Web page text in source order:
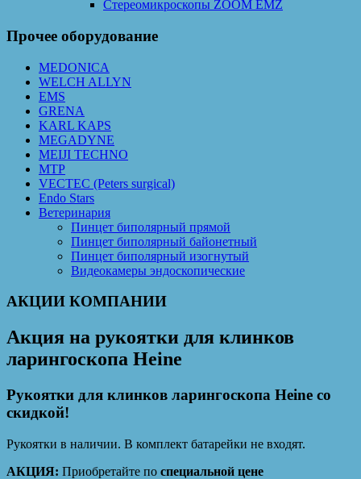
Cтереомикроскопы ZOOM EMZ
Прочее оборудование
MEDONICA
WELCH ALLYN
EMS
GRENA
KARL KAPS
MEGADYNE
MEIJI TECHNO
MTP
VECTEC (Peters surgical)
Endo Stars
Ветеринария
Пинцет биполярный прямой
Пинцет биполярный байонетный
Пинцет биполярный изогнутый
Видеокамеры эндоскопические
АКЦИИ КОМПАНИИ
Акция на рукоятки для клинков
ларингоскопа Heine
Рукоятки для клинков ларингоскопа Heine со
скидкой!
Рукоятки в наличии. В комплект батарейки не входят.
АКЦИЯ: Приобретайте по специальной цене